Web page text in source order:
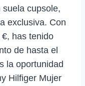
suela cupsole,
exclusiva. Con
has tenido
de hasta el
la oportunidad
Hilfiger Mujer